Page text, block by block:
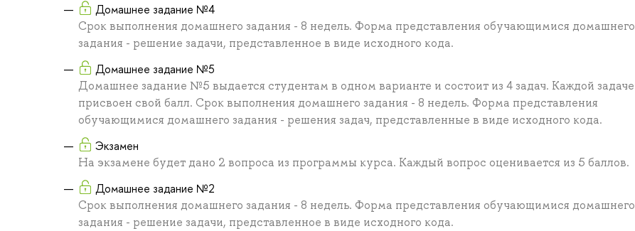
Домашнее задание №4
Срок выполнения домашнего задания - 8 недель. Форма представления обучающимися домашнего
задания - решение задачи, представленное в виде исходного кода.
Домашнее задание №5
Домашнее задание №5 выдается студентам в одном варианте и состоит из 4 задач. Каждой задаче
присвоен свой балл. Срок выполнения домашнего задания - 8 недель. Форма представления
обучающимися домашнего задания - решения задач, представленные в виде исходного кода.
Экзамен
На экзамене будет дано 2 вопроса из программы курса. Каждый вопрос оценивается из 5 баллов.
Домашнее задание №2
Срок выполнения домашнего задания - 8 недель. Форма представления обучающимися домашнего
задания - решение задачи, представленное в виде исходного кода.